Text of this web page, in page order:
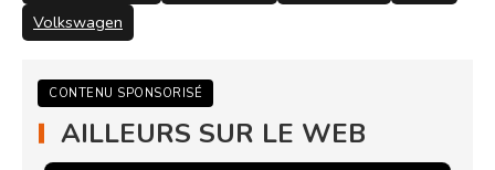
Volkswagen
CONTENU SPONSORISÉ
AILLEURS SUR LE WEB